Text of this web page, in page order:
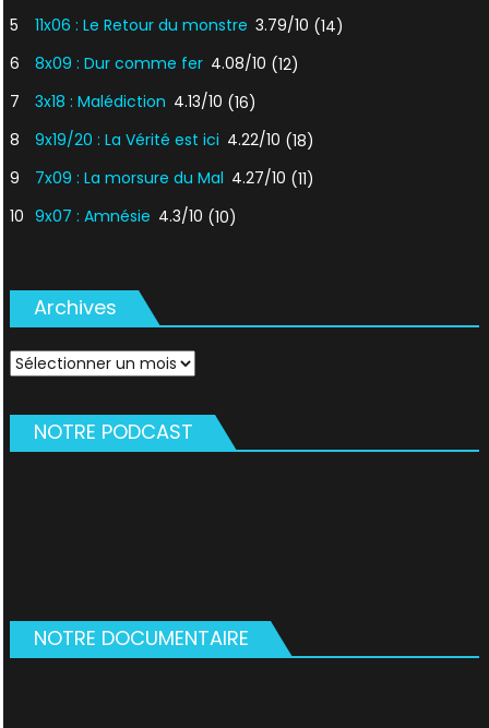
5
11x06 : Le Retour du monstre 3.79/10 (14)
6
8x09 : Dur comme fer 4.08/10 (12)
7
3x18 : Malédiction 4.13/10 (16)
8
9x19/20 : La Vérité est ici 4.22/10 (18)
9
7x09 : La morsure du Mal 4.27/10 (11)
10 9x07 : Amnésie 4.3/10 (10)
Archives
Archives
NOTRE PODCAST
NOTRE DOCUMENTAIRE